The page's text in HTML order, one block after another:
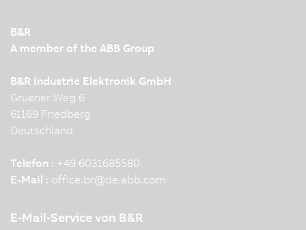
B&R
A member of the ABB Group
B&R Industrie Elektronik GmbH
Gruener Weg 6
61169 Friedberg
Deutschland
Telefon : +49 6031685580
E-Mail : office.br@de.abb.com
E-Mail-Service von B&R